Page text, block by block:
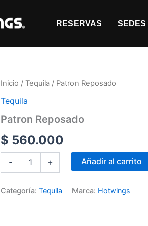
RESERVAS SEDES
Inicio / Tequila / Patron Reposado
Tequila
Patron Reposado
$ 560.000
-
Patron
cantidad
+ Añadir al carrito
Categoría: Tequila Marca: Hotwings